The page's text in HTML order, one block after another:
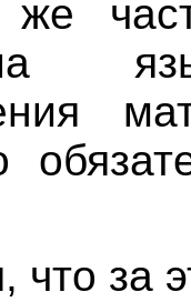
что за